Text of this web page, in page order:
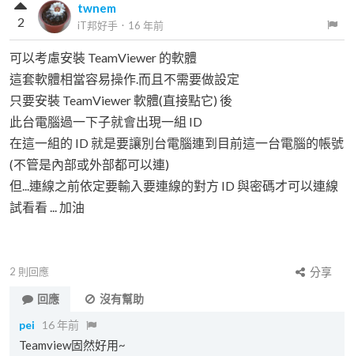
twnem
iT邦好手 ． 16 年前
2
可以考慮安裝 TeamViewer 的軟體
這套軟體相當容易操作.而且不需要做設定
只要安裝 TeamViewer 軟體(直接點它) 後
此台電腦過一下子就會出現一組 ID
在這一組的 ID 就是要讓別台電腦連到目前這一台電腦的帳號
(不管是內部或外部都可以連)
但...連線之前依定要輸入要連線的對方 ID 與密碼才可以連線
試看看 ... 加油
2 則回應
分享
回應
沒有幫助
pei
16 年前
Teamview固然好用~